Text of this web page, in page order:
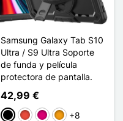
Samsung Galaxy Tab S10
Ultra / S9 Ultra Soporte
de funda y película
protectora de pantalla.
42,99 €
NegroRojoMagenta
Naranja
+8